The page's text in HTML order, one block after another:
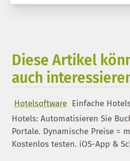
Diese Artikel
auch
Hotelsoftware Einfache
Hotels: Automatisieren Sie
Portale. Dynamische Preise =
Kostenlos testen. iOS-App &